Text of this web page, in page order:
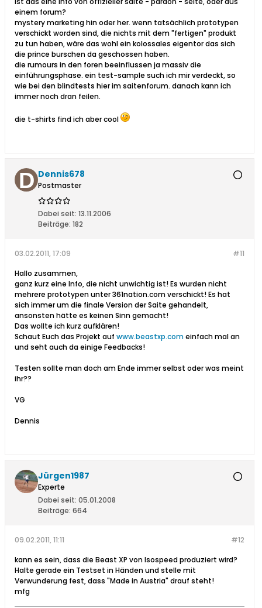
einem forum?
mystery marketing hin oder her. wenn tatsächlich prototypen
verschickt worden sind, die nichts mit dem "fertigen" produkt
zu tun haben, wäre das wohl ein kolossales eigentor das sich
die prince burschen da geschossen haben.
die rumours in den foren beeinflussen ja massiv die
einführungsphase. ein test-sample such ich mir verdeckt, so
wie bei den blindtests hier im saitenforum. danach kann ich
immer noch dran feilen.
die t-shirts find ich aber cool
Dennis678
Postmaster
Dabei seit: 13.11.2006
Beiträge: 182
#11
03.02.2011, 17:09
Hallo zusammen,
ganz kurz eine Info, die nicht unwichtig ist! Es wurden nicht
mehrere prototypen unter 361nation.com verschickt! Es hat
sich immer um die finale Version der Saite gehandelt,
ansonsten hätte es keinen Sinn gemacht!
Das wollte ich kurz aufklären!
Schaut Euch das Projekt auf www.beastxp.comeinfach mal an
und seht auch da einige Feedbacks!
Testen sollte man doch am Ende immer selbst oder was meint
ihr??
VG
Dennis
Jürgen1987
Experte
Dabei seit: 05.01.2008
Beiträge: 664
#12
09.02.2011, 11:11
kann es sein, dass die Beast XP von Isospeed produziert wird?
Halte gerade ein Testset in Händen und stelle mit
Verwunderung fest, dass "Made in Austria" drauf steht!
mfg